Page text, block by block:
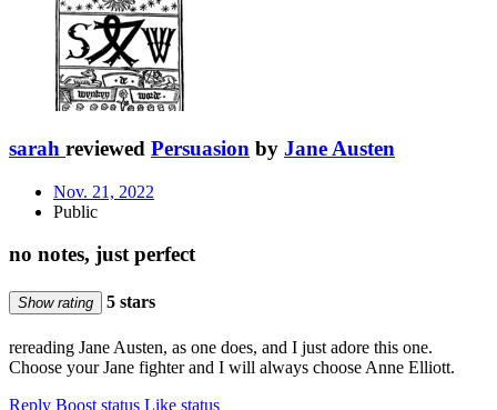
sarah reviewed Persuasion by Jane Austen
Nov. 21, 2022
Public
no notes, just perfect
Show rating 5 stars
rereading Jane Austen, as one does, and I just adore this one.
Choose your Jane fighter and I will always choose Anne Elliott.
Reply Boost status Like status